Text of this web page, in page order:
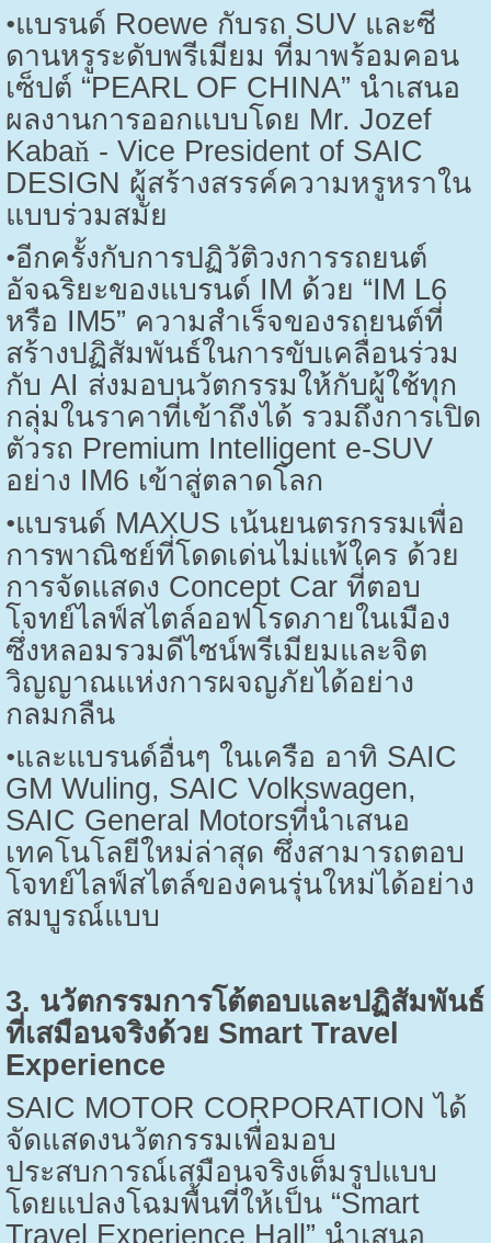
•แบรนด์ Roewe กับรถ SUV และซี
ดานหรูระดับพรีเมียม ที่มาพร้อมคอน
เซ็ปต์ “PEARL OF CHINA” นำเสนอ
ผลงานการออกแบบโดย Mr. Jozef
Kabaň - Vice President of SAIC
DESIGN ผู้สร้างสรรค์ความหรูหราใน
แบบร่วมสมัย
•อีกครั้งกับการปฏิวัติวงการรถยนต์
อัจฉริยะของแบรนด์ IM ด้วย “IM L6
หรือ IM5” ความสำเร็จของรถยนต์ที่
สร้างปฏิสัมพันธ์ในการขับเคลื่อนร่วม
กับ AI ส่งมอบนวัตกรรมให้กับผู้ใช้ทุก
กลุ่มในราคาที่เข้าถึงได้ รวมถึงการเปิด
ตัวรถ Premium Intelligent e-SUV
อย่าง IM6 เข้าสู่ตลาดโลก
•แบรนด์ MAXUS เน้นยนตรกรรมเพื่อ
การพาณิชย์ที่โดดเด่นไม่แพ้ใคร ด้วย
การจัดแสดง Concept Car ที่ตอบ
โจทย์ไลฟ์สไตล์ออฟโรดภายในเมือง
ซึ่งหลอมรวมดีไซน์พรีเมียมและจิต
วิญญาณแห่งการผจญภัยได้อย่าง
กลมกลืน
•และแบรนด์อื่นๆ ในเครือ อาทิ SAIC
GM Wuling, SAIC Volkswagen,
SAIC General Motorsที่นำเสนอ
เทคโนโลยีใหม่ล่าสุด ซึ่งสามารถตอบ
โจทย์ไลฟ์สไตล์ของคนรุ่นใหม่ได้อย่าง
สมบูรณ์แบบ
3. นวัตกรรมการโต้ตอบและปฏิสัมพันธ์
ที่เสมือนจริงด้วย Smart Travel
Experience
SAIC MOTOR CORPORATIONได้
จัดแสดงนวัตกรรมเพื่อมอบ
ประสบการณ์เสมือนจริงเต็มรูปแบบ
โดยแปลงโฉมพื้นที่ให้เป็น “Smart
Travel Experience Hall” นำเสนอ